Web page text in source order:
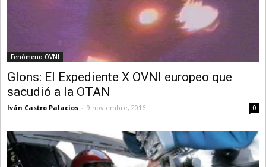
Fenómeno OVNI
Glons: El Expediente X OVNI europeo que
sacudió a la OTAN
Iván Castro Palacios - 9 noviembre, 2016 0